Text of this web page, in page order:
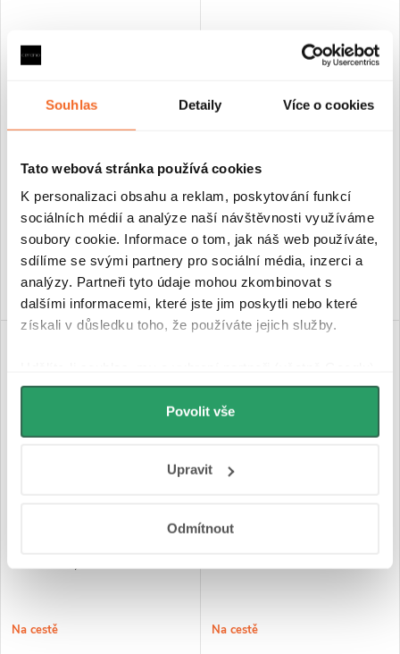
Souhlas Detaily Více o cookies
Tato webová stránka používá cookies
K personalizaci obsahu a reklam, poskytování funkcí
sociálních médií a analýze naší návštěvnosti využíváme
soubory cookie. Informace o tom, jak náš web používáte,
sdílíme se svými partnery pro sociální média, inzerci a
analýzy. Partneři tyto údaje mohou zkombinovat s
dalšími informacemi, které jste jim poskytli nebo které
získali v důsledku toho, že používáte jejich služby.
můžeme používat cookies pro analytiku a
personalizovanou reklamu. Jak Google zpracovává
osobní údaje najdete na stránkách
Povolit vše
Upravit
Odmítnout
koupelnová police Alto - černá
matná - 60 cm
Na cestě
599 Kč
DO KOŠÍKU
koupelnová polička Alto -
Na cestě
489 Kč
DO KOŠÍKU
chrom - 30,5x18x34 cm
Na cestě
CERANO - Nástěnná
chrom - 30x19 cm
Na cestě